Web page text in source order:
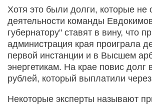
Хотя это были долги, которые не
деятельности команды
губернатору" ставят в вину, что
администрация края проиграла
первой инстанции и в Высшем
энергетикам. На крае повис долг
рублей, который выплатили
Некоторые эксперты называют